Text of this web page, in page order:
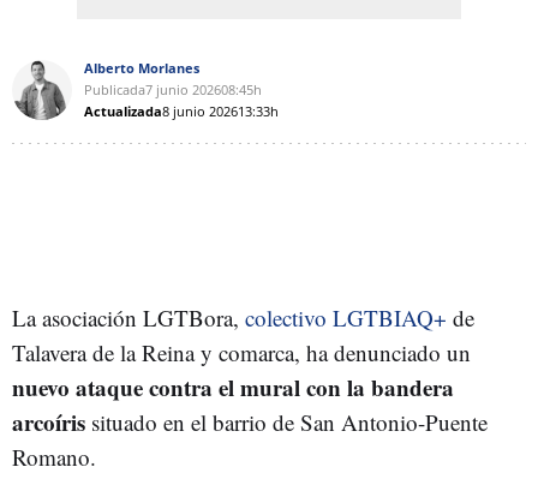
Alberto Morlanes
Publicada7 junio 202608:45h
Actualizada8 junio 202613:33h
La asociación LGTBora, colectivo LGTBIAQ+ de
Talavera de la Reina y comarca, ha denunciado un
nuevo ataque contra el mural con la bandera
arcoíris situado en el barrio de San Antonio-Puente
Romano.